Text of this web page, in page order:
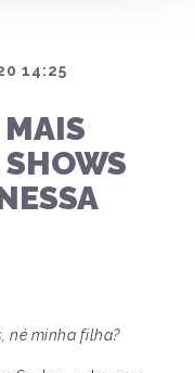
Publicar no X
14:25
MAIS
né minha filha?